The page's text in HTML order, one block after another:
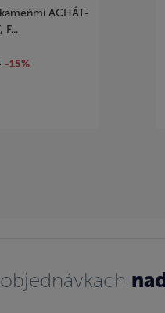
ACHÁT-
F...
-15%